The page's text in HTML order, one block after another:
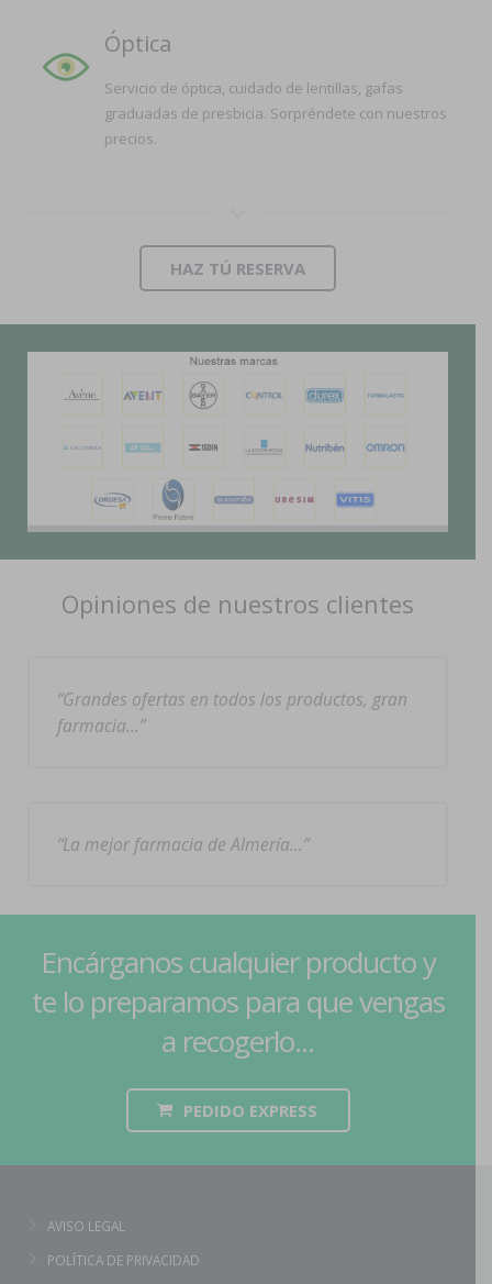
Óptica
Servicio de óptica, cuidado de lentillas, gafas
graduadas de presbicia. Sorpréndete con nuestros
precios.
HAZ TÚ RESERVA
Opiniones de nuestros clientes
Grandes ofertas en todos los productos, gran
farmacia…
La mejor farmacia de Almería…
Encárganos cualquier producto y
te lo preparamos para que vengas
a recogerlo...
PEDIDO EXPRESS
AVISO LEGAL
POLÍTICA DE PRIVACIDAD